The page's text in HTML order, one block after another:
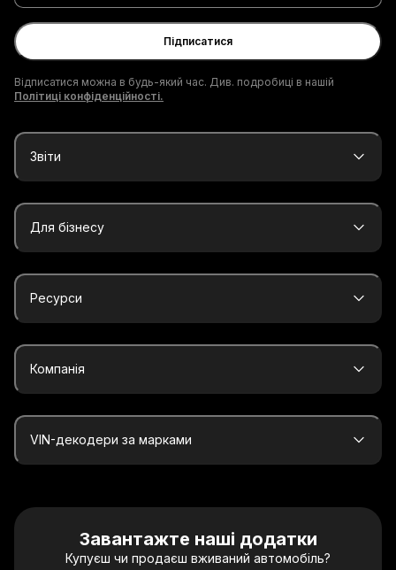
електронної
пошти
Підписатися
Відписатися можна в будь-який час. Див. подробиці в нашій
Політиці конфіденційності.
Звіти
Для бізнесу
Ресурси
Компанія
VIN-декодери за марками
Завантажте наші додатки
Купуєш чи продаєш вживаний автомобіль?